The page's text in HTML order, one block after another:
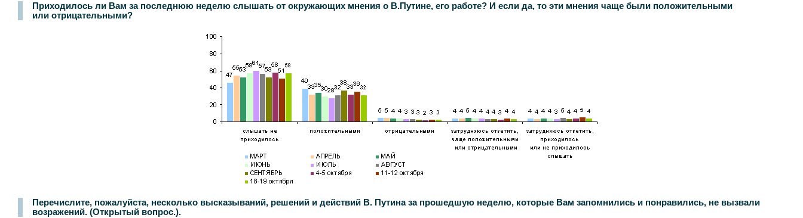
Приходилось ли Вам за последнюю неделю слышать от окружающих мнения о В.Путине, его работе? И если да, то эти мнения чаще были положительными
или отрицательными?
Перечислите, пожалуйста, несколько высказываний, решений и действий В. Путина за прошедшую неделю, которые Вам запомнились и понравились, не вызвали
возражений. (Открытый вопрос.).